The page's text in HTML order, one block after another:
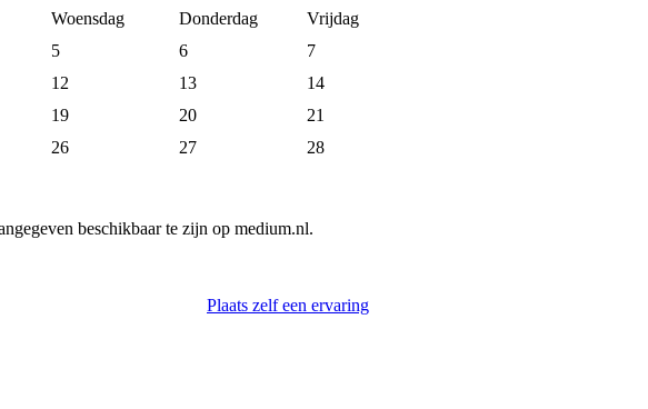
Woensdag Donderdag
Vrijdag
5 6
7
12 13
14
19 20
21
26 27
28
beschikbaar te zijn op medium.nl.
Plaats zelf een ervaring